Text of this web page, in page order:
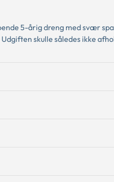
5-årig dreng med svær
skulle således ikke